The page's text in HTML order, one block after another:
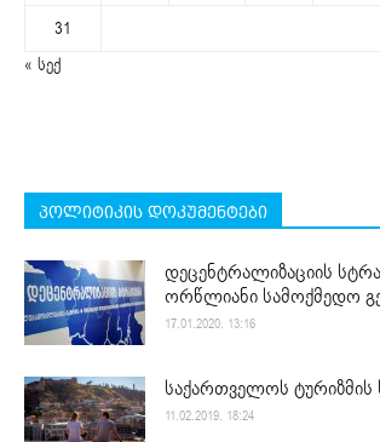
31
« სექ
პოლიტიკის დოკუმენტები
დეცენტრალიზაციის
ორწლიანი სამოქმედო
17.01.2020. 13:16
საქართველოს ტურიზმის
11.02.2019. 18:24